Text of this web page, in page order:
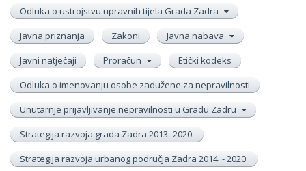
Odluka o ustrojstvu upravnih tijela Grada Zadra
Javna priznanja
Zakoni
Javna nabava
Javni natječaji
Proračun
Etički kodeks
Odluka o imenovanju osobe zadužene za nepravilnosti
Unutarnje prijavljivanje nepravilnosti u Gradu Zadru
Strategija razvoja grada Zadra 2013.-2020.
Strategija razvoja urbanog područja Zadra 2014. - 2020.